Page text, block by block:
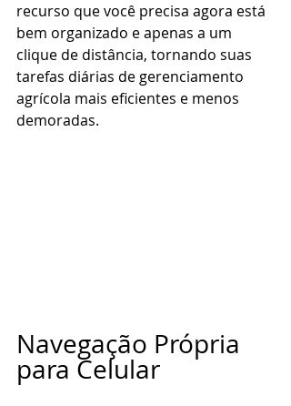
recurso que você precisa agora está
bem organizado e apenas a um
clique de distância, tornando suas
tarefas diárias de gerenciamento
agrícola mais eficientes e menos
demoradas.
Navegação Própria
para Celular